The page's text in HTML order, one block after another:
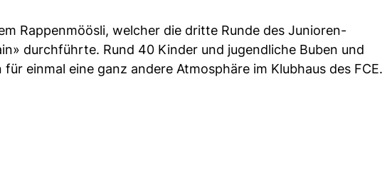
Rappenmöösli, welcher die dritte Runde des Junioren-
durchführte. Rund 40 Kinder und jugendliche Buben und
einmal eine ganz andere Atmosphäre im Klubhaus des FCE.